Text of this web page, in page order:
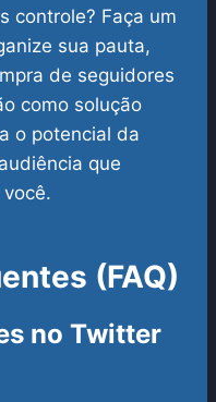
controle? Faça um
sua pauta,
de seguidores
como solução
o potencial da
que
(FAQ)
no Twitter